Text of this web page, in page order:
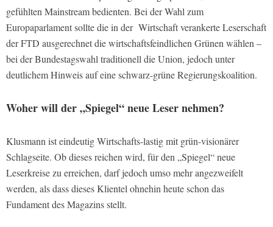
gefühlten Mainstream bedienten. Bei der Wahl zum
Europaparlament sollte die in der Wirtschaft verankerte Leserschaft
der FTD ausgerechnet die wirtschaftsfeindlichen Grünen wählen –
bei der Bundestagswahl traditionell die Union, jedoch unter
deutlichem Hinweis auf eine schwarz-grüne Regierungskoalition.
Woher will der „Spiegel“ neue Leser nehmen?
Klusmann ist eindeutig Wirtschafts-lastig mit grün-visionärer
Schlagseite. Ob dieses reichen wird, für den „Spiegel“ neue
Leserkreise zu erreichen, darf jedoch umso mehr angezweifelt
werden, als dass dieses Klientel ohnehin heute schon das
Fundament des Magazins stellt.